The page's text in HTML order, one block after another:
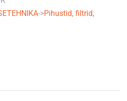
->Pihustid, filtrid,